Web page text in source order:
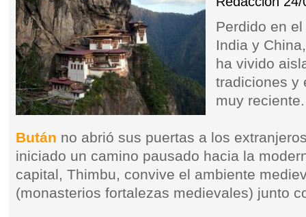
Perdido en
India y
ha vivido
tradiciones y
muy reciente.
Bután no abrió sus puertas a los
iniciado un camino pausado hacia la
capital, Thimbu, convive el ambiente
(monasterios fortalezas medievales) junto